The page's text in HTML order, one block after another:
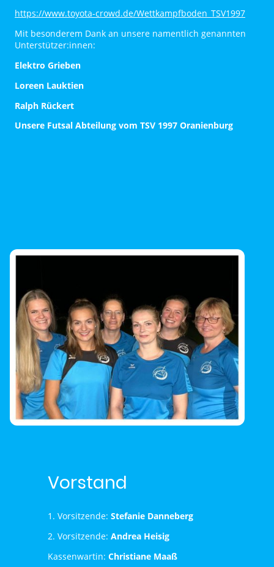
https://www.toyota-crowd.de/Wettkampfboden_TSV1997
Mit besonderem Dank an unsere namentlich genannten
Unterstützer:innen:
Elektro Grieben
Loreen Lauktien
Ralph Rückert
Unsere Futsal Abteilung vom TSV 1997 Oranienburg
Vorstand
1. Vorsitzende: Stefanie Danneberg
2. Vorsitzende: Andrea Heisig
Kassenwartin: Christiane Maaß